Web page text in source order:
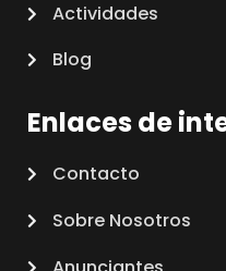
Actividades
Blog
Enlaces de
Contacto
Sobre Nosotros